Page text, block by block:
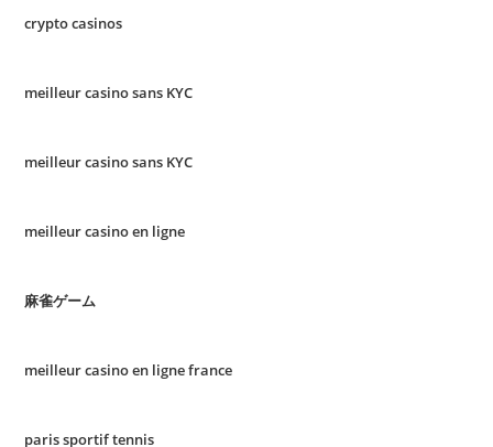
crypto casinos
meilleur casino sans KYC
meilleur casino sans KYC
meilleur casino en ligne
麻雀ゲーム
meilleur casino en ligne france
paris sportif tennis